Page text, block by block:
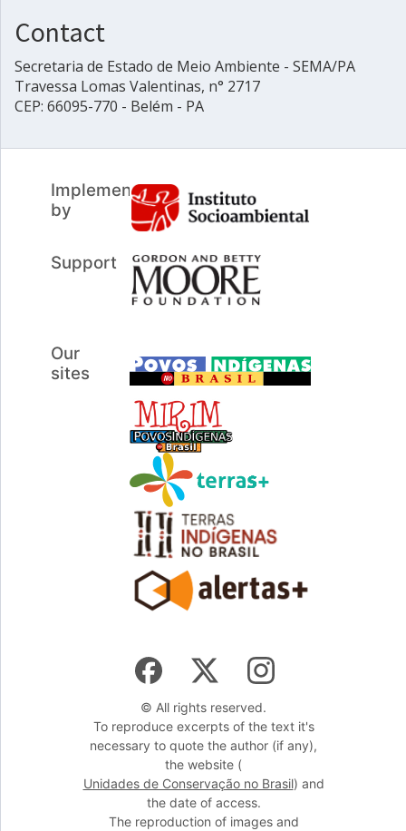
Contact
Secretaria de Estado de Meio Ambiente - SEMA/PA
Travessa Lomas Valentinas, n° 2717
CEP: 66095-770 - Belém - PA